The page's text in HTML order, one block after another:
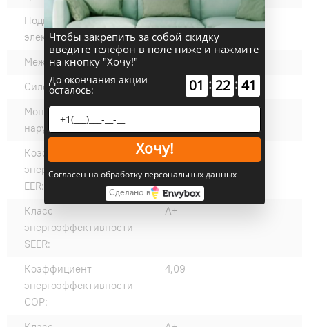
Подключение
электропитания:
Внутренний блок
Межблочный кабель, мм²:
Силовой кабель, мм²:
Монтажный размер
наружного блока, мм:
Коэффициент
энергоэффективности
EER:
3,62
Класс
энергоэффективности
SEER:
A+
Коэффициент
энергоэффективности
COP:
4,09
Чтобы закрепить за собой скидку
введите телефон в поле ниже и нажмите
на кнопку "Хочу!"
До окончания акции
осталось: 01 : 22 : 40
Хочу!
Согласен на обработку персональных данных
Сделано в